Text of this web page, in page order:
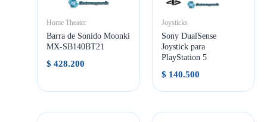
Home Theater
Barra de Sonido Moonki
MX-SB140BT21
$ 428.200
Joysticks
Sony DualSense
Joystick para
PlayStation 5
$ 140.500